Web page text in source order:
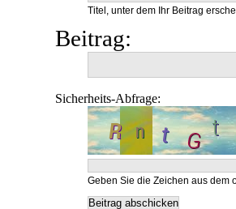
Titel, unter dem Ihr Beitrag
Beitrag:
Sicherheits-Abfrage:
Geben Sie die Zeichen aus dem